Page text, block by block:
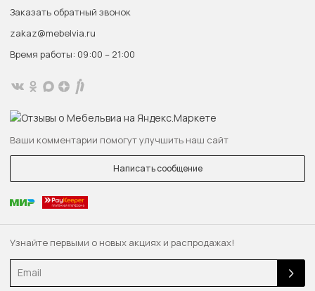
Узнайте первыми о новых акциях и распродажах!
Email
Заказать обратный звонок
zakaz@mebelvia.ru
Время работы: 09:00 – 21:00
Ваши комментарии помогут улучшить наш сайт
Написать сообщение